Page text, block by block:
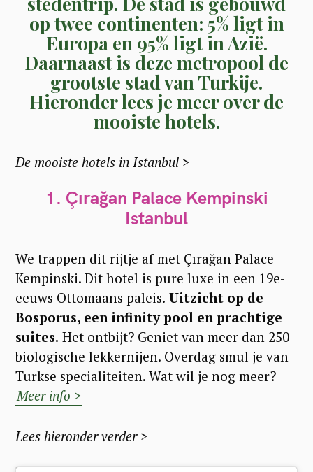
op twee continenten: 5% ligt in
Europa en 95% ligt in Azië.
Daarnaast is deze metropool de
grootste stad van Turkije.
Hieronder lees je meer over de
mooiste hotels.
De mooiste hotels in Istanbul >
1. Çırağan Palace Kempinski
Istanbul
We trappen dit rijtje af met Çırağan Palace
Kempinski. Dit hotel is pure luxe in een 19e-
eeuws Ottomaans paleis. Uitzicht op de
Bosporus, een infinity pool en prachtige
suites. Het ontbijt? Geniet van meer dan 250
biologische lekkernijen. Overdag smul je van
Turkse specialiteiten. Wat wil je nog meer?
Meer info >
Lees hieronder verder >